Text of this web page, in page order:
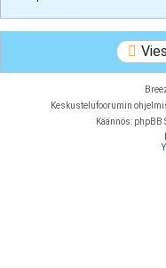
Keskustelufoorumin
Käännös: